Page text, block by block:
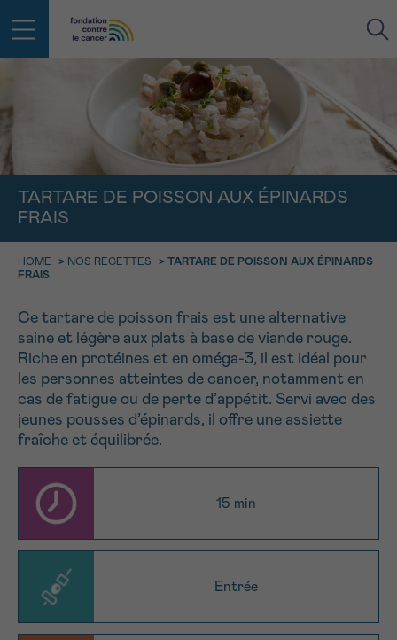
TARTARE DE POISSON AUX ÉPINARDS
FRAIS
HOME > NOS RECETTES > TARTARE DE POISSON AUX ÉPINARDS
FRAIS
Ce tartare de poisson frais est une alternative
saine et légère aux plats à base de viande rouge.
Riche en protéines et en oméga-3, il est idéal pour
les personnes atteintes de cancer, notamment en
cas de fatigue ou de perte d’appétit. Servi avec des
jeunes pousses d’épinards, il offre une assiette
fraîche et équilibrée.
15 min
Entrée
PRÉNOM
FACE AU CANCER VOUS N’ÊTES
PAS SEUL
Des professionnels pour répondre à toutes vos
questions sur le cancer
Par téléphone
0800 15 801 lu-ve 9h à 18h
Via le formulaire de contact
Je souhaite être rappelé.e
RETOUR
PRÉNOM
E-MAIL
CHOISISSEZ L’HEURE DU RENDEZ-VOUS
9h-11h
13h-16h
16h-18h
Suivant